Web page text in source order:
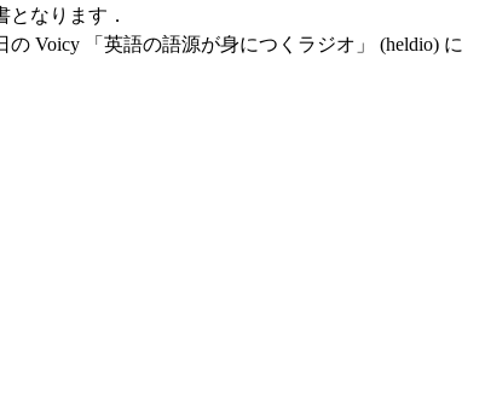
なります．
Voicy 「英語の語源が身につくラジオ」 (heldio) に